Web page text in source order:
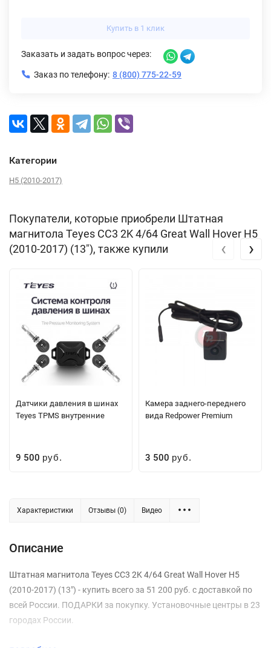
Купить в 1 клик
Заказать и задать вопрос через:
Заказ по телефону: 8 (800) 775-22-59
Категории
H5 (2010-2017)
Покупатели, которые приобрели Штатная
магнитола Teyes CC3 2K 4/64 Great Wall Hover H5
(2010-2017) (13"), также купили
Датчики давления в шинах
Teyes TPMS внутренние
9 500 руб.
Камера заднего-переднего
вида Redpower Premium
3 500 руб.
‹ ›
Характеристики Отзывы (0) Видео
Описание
Штатная магнитола Teyes CC3 2K 4/64 Great Wall Hover H5
(2010-2017) (13") - купить всего за 51 200 руб. с доставкой по
всей России. ПОДАРКИ за покупку. Установочные центры в 23
городах России.